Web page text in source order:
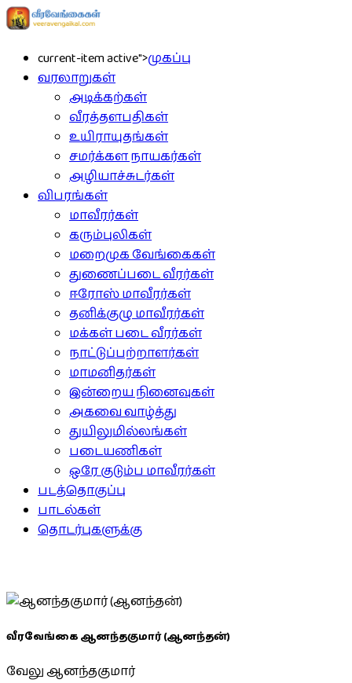
current-item active">முகப்பு
வரலாறுகள்
அடிக்கற்கள்
வீரத்தளபதிகள்
உயிராயுதங்கள்
சமர்க்கள நாயகர்கள்
அழியாச்சுடர்கள்
விபரங்கள்
மாவீரர்கள்
கரும்புலிகள்
மறைமுக வேங்கைகள்
துணைப்படை வீரர்கள்
ஈரோஸ் மாவீரர்கள்
தனிக்குழு மாவீரர்கள்
மக்கள் படை வீரர்கள்
நாட்டுப்பற்றாளர்கள்
மாமனிதர்கள்
இன்றைய நினைவுகள்
அகவை வாழ்த்து
துயிலுமில்லங்கள்
படையணிகள்
ஒரே குடும்ப மாவீரர்கள்
படத்தொகுப்பு
பாடல்கள்
தொடர்புகளுக்கு
வீரவேங்கை ஆனந்தகுமார் (ஆனந்தன்)
வேலு ஆனந்தகுமார்